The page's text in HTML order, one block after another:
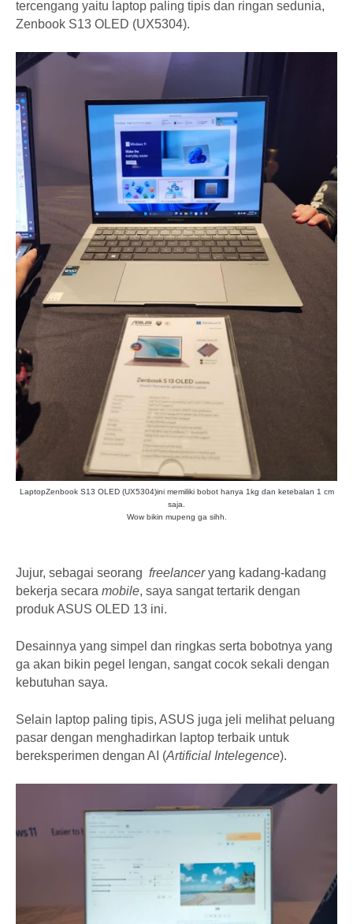
tercengang yaitu laptop paling tipis dan ringan sedunia,
Zenbook S13 OLED (UX5304).
LaptopZenbook S13 OLED (UX5304)ini memiliki bobot hanya 1kg dan ketebalan 1 cm
saja.
Wow bikin mupeng ga sihh.
Jujur, sebagai seorang freelanceryang kadang-kadang
bekerja secara mobile, saya sangat tertarik dengan
produk ASUS OLED 13 ini.
Desainnya yang simpel dan ringkas serta bobotnya yang
ga akan bikin pegel lengan, sangat cocok sekali dengan
kebutuhan saya.
Selain laptop paling tipis, ASUS juga jeli melihat peluang
pasar dengan menghadirkan laptop terbaik untuk
bereksperimen dengan AI (Artificial Intelegence).